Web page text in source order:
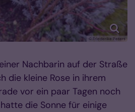
© Friederike Peters
Nachbarin auf der Straße
die kleine Rose in ihrem
vor ein paar Tagen noch
die Sonne für einige